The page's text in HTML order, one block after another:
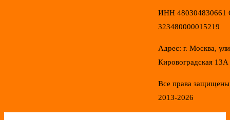
ИНН 480304830661
323480000015219
Адрес: г. Москва,
Кировоградская 13А
Все права
2013-2026